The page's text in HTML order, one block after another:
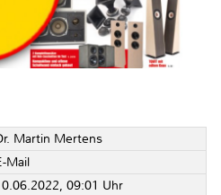
Martin Mertens
Mail
09:01 Uhr